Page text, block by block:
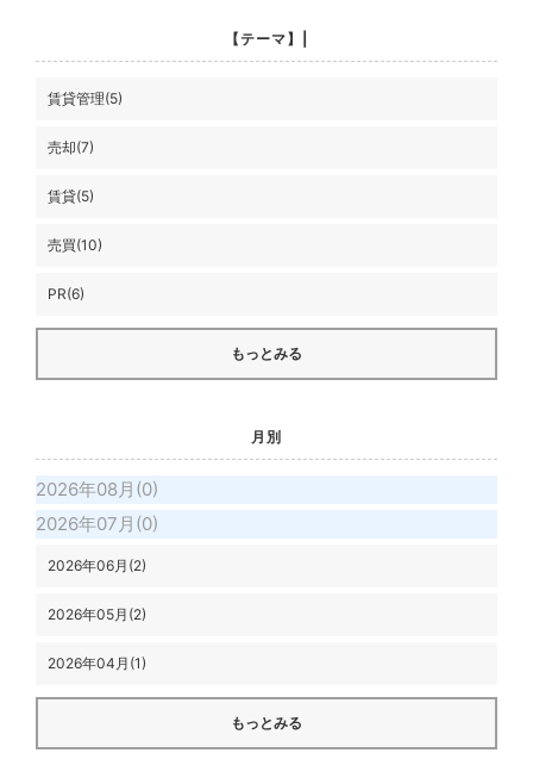
【テーマ】|
賃貸管理(5)
売却(7)
賃貸(5)
売買(10)
PR(6)
もっとみる
月別
2026年08月(0)
2026年07月(0)
2026年06月(2)
2026年05月(2)
2026年04月(1)
もっとみる